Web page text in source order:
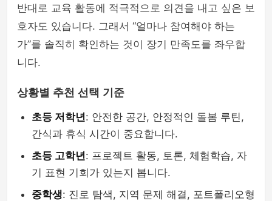
반대로 교육 활동에 적극적으로 의견을 내고 싶은 보
호자도 있습니다. 그래서 “얼마나 참여해야 하는
가”를 솔직히 확인하는 것이 장기 만족도를 좌우합
니다.
상황별 추천 선택 기준
초등 저학년: 안전한 공간, 안정적인 돌봄 루틴,
간식과 휴식 시간이 중요합니다.
초등 고학년: 프로젝트 활동, 토론, 체험학습, 자
기 표현 기회가 있는지 봅니다.
중학생: 진로 탐색, 지역 문제 해결, 포트폴리오형